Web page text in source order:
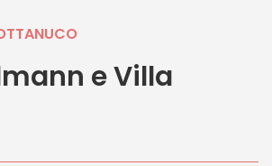
e Villa